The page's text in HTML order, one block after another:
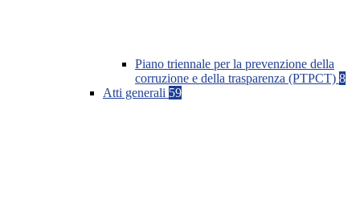
Piano triennale per la prevenzione della
corruzione e della trasparenza (PTPCT) 8
Atti generali 59